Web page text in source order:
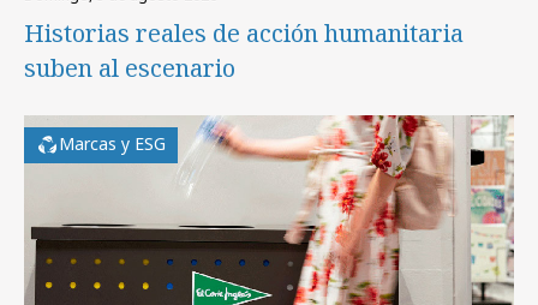
Historias reales de acción humanitaria
suben al escenario
Marcas y ESG